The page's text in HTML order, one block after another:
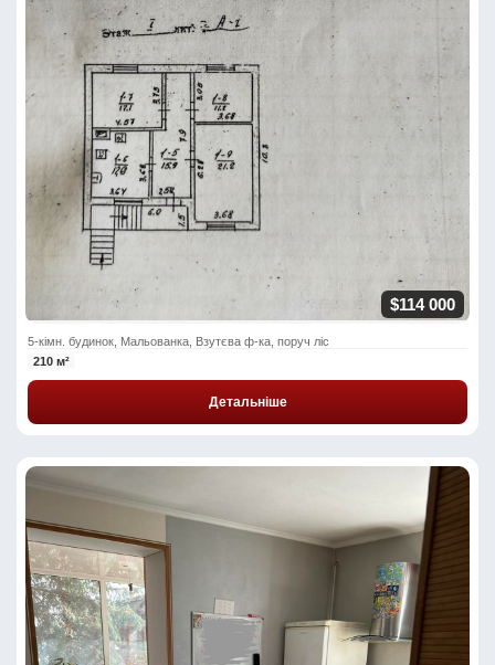
$114 000
5-кімн. будинок, Мальованка, Взутєва ф-ка, поруч ліс
210 м²
Детальніше